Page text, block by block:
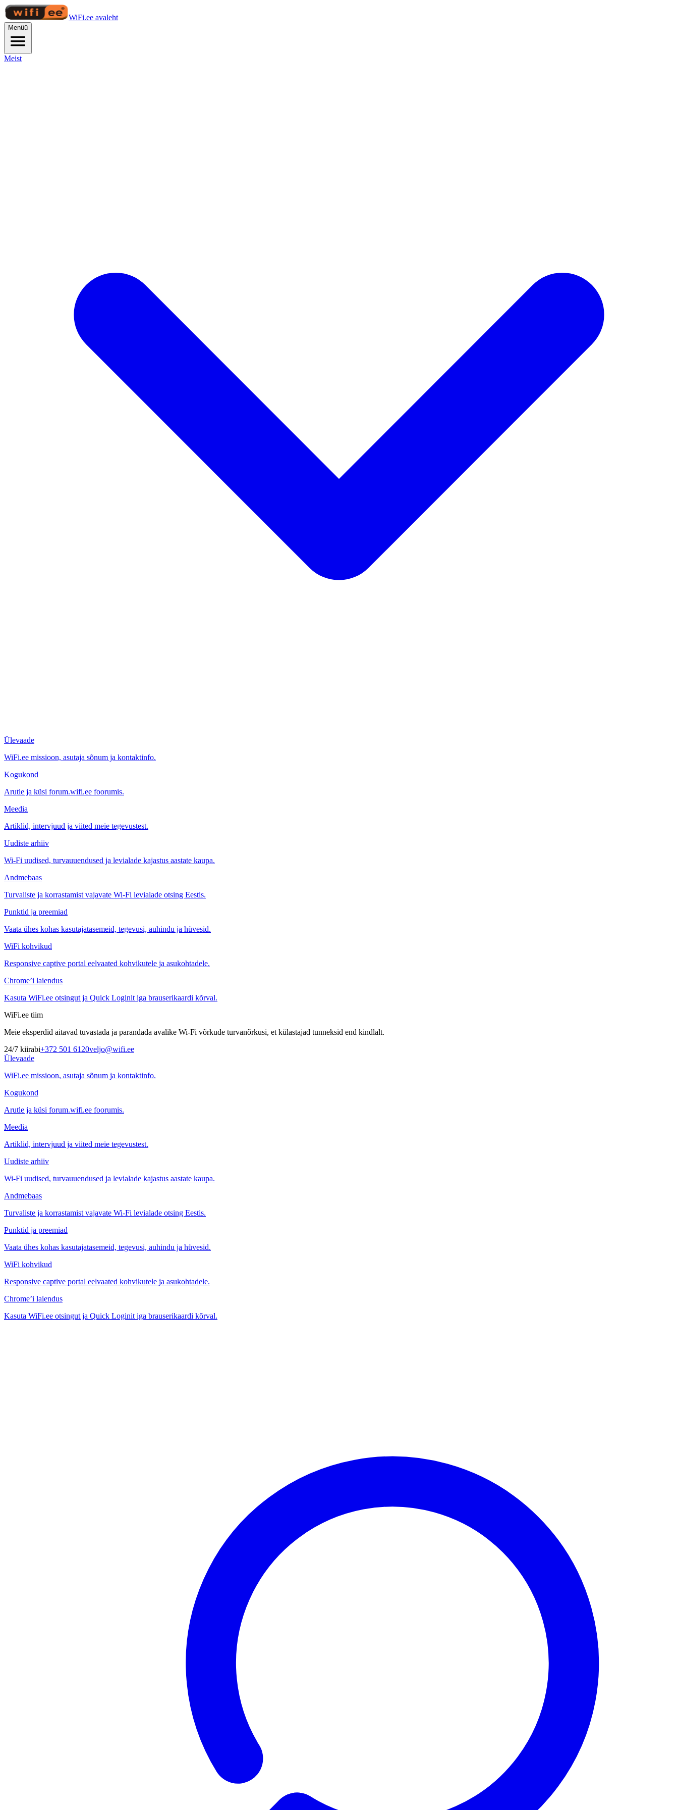
WiFi.ee avaleht
Menüü
Meist
Ülevaade
WiFi.ee missioon, asutaja sõnum ja kontaktinfo.
Kogukond
Arutle ja küsi forum.wifi.ee foorumis.
Meedia
Artiklid, intervjuud ja viited meie tegevustest.
Uudiste arhiiv
Wi-Fi uudised, turvauuendused ja levialade kajastus aastate kaupa.
Andmebaas
Turvaliste ja korrastamist vajavate Wi-Fi levialade otsing Eestis.
Punktid ja preemiad
Vaata ühes kohas kasutajatasemeid, tegevusi, auhindu ja hüvesid.
WiFi kohvikud
Responsive captive portal eelvaated kohvikutele ja asukohtadele.
Chrome’i laiendus
Kasuta WiFi.ee otsingut ja Quick Loginit iga brauserikaardi kõrval.
WiFi.ee tiim
Meie eksperdid aitavad tuvastada ja parandada avalike Wi-Fi võrkude turvanõrkusi, et külastajad tunneksid end kindlalt.
24/7 kiirabi+372 501 6120veljo@wifi.ee
Ülevaade
WiFi.ee missioon, asutaja sõnum ja kontaktinfo.
Kogukond
Arutle ja küsi forum.wifi.ee foorumis.
Meedia
Artiklid, intervjuud ja viited meie tegevustest.
Uudiste arhiiv
Wi-Fi uudised, turvauuendused ja levialade kajastus aastate kaupa.
Andmebaas
Turvaliste ja korrastamist vajavate Wi-Fi levialade otsing Eestis.
Punktid ja preemiad
Vaata ühes kohas kasutajatasemeid, tegevusi, auhindu ja hüvesid.
WiFi kohvikud
Responsive captive portal eelvaated kohvikutele ja asukohtadele.
Chrome’i laiendus
Kasuta WiFi.ee otsingut ja Quick Loginit iga brauserikaardi kõrval.